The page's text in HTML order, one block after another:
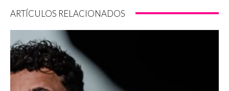
ARTÍCULOS RELACIONADOS